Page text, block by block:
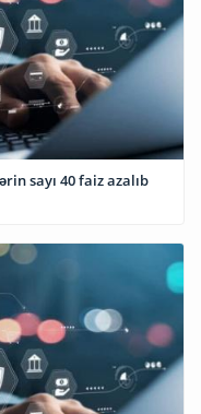
sayı 40 faiz azalıb